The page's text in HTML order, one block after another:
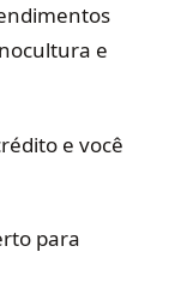
e
e você
para